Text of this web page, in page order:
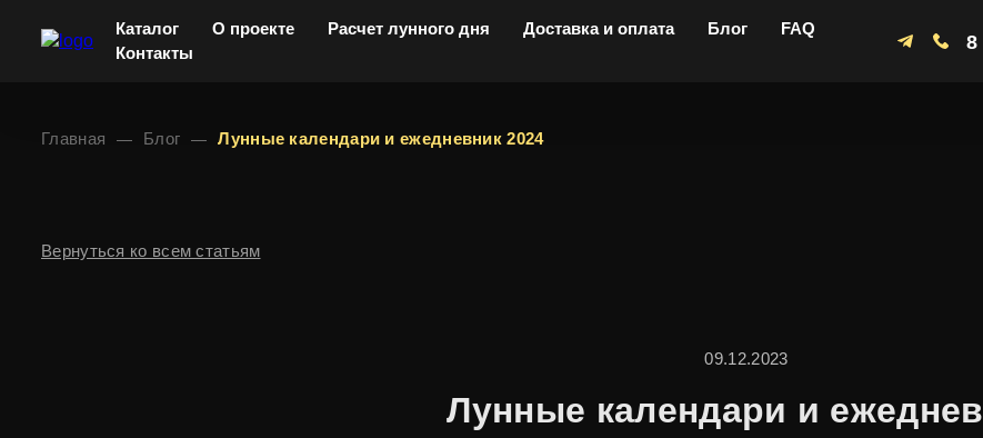
Каталог О проекте Расчет лунного дня Доставка и оплата Блог
FAQ
Контакты
8
Главная Блог Лунные календари и ежедневник 2024
Вернуться ко всем статьям
09.12.2023
Лунные календари и